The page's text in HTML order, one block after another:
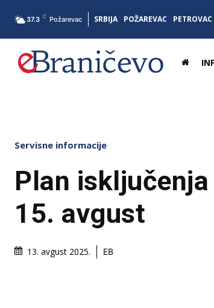
37.3 C Požarevac SRBIJA POŽAREVAC PETROVAC
Servisne informacije
Plan
15. avgust
13. avgust 2025. EB